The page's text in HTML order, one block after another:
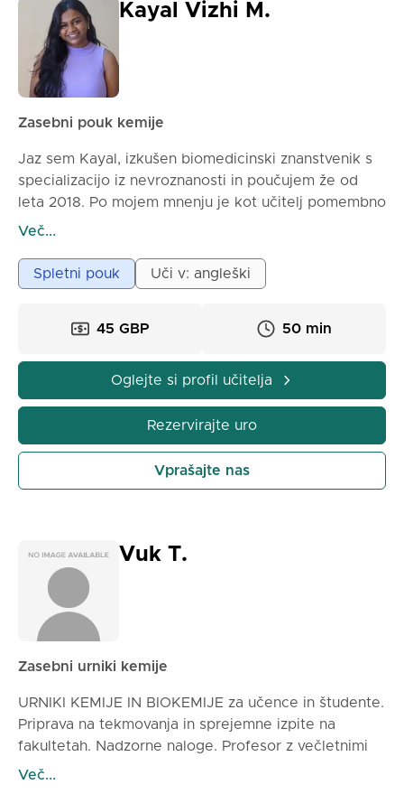
Kayal Vizhi M.
Zasebni pouk kemije
Jaz sem Kayal, izkušen biomedicinski znanstvenik s
specializacijo iz nevroznanosti in poučujem že od
leta 2018. Po mojem mnenju je kot učitelj pomembno
voditi pričakovanja tako učencev kot staršev že od
razumevanja lahko to sčasoma vse bolj izboljša
učenčevo učenje. Po mojem mnenju je prvi pouk s
za trajno razmerje in določitev dnevnega reda za
izboljšati; hkrati pa želijo tudi uživati v učenju in delu
z nekom, ki jim je všeč, zato se po svojih močeh
trudim, da je proces prijeten. Predstavljanje ene
teme hkrati, ob istem času pa tudi spoznavanje
zanimanj učencev, je kot stopnice za gradnjo
medsebojnega razumevanja. Pristop se lahko
pogovarjati.
Več...
Spletni pouk Uči v: angleški
45 GBP 50 min
Oglejte si profil učitelja
Rezervirajte uro
Vprašajte nas
Vuk T.
Zasebni urniki kemije
URNIKI KEMIJE IN BIOKEMIJE za učence in študente.
Priprava na tekmovanja in sprejemne izpite na
fakultetah. Nadzorne naloge. Profesor z večletnimi
izkušnjami pri delu s študenti Medicinske, Kemijske,
Več...